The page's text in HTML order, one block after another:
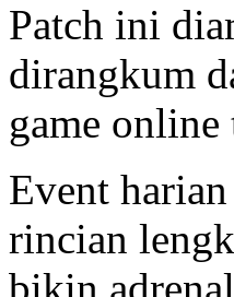
Patch ini
dirangkum
game
Event
rincian